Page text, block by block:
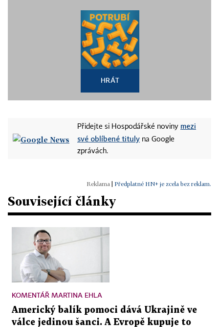
HRÁT
Přidejte si Hospodářské noviny mezi
své oblíbené tituly na Google
zprávách.
Předplatné HN+ je zcela bez reklam.
Související články
KOMENTÁŘ MARTINA EHLA
Americký balík pomoci dává Ukrajině ve
válce jedinou šanci. A Evropě kupuje to